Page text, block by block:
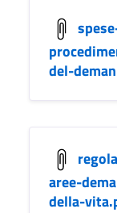
del-
aree-
della-